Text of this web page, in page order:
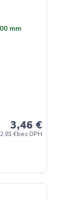
3,46 €
2,81 €bez DPH